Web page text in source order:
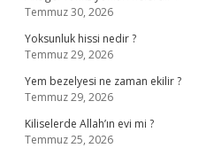
Temmuz 30, 2026
Yoksunluk hissi nedir ?
Temmuz 29, 2026
Yem bezelyesi ne zaman ekilir ?
Temmuz 29, 2026
Kiliselerde Allah’ın evi mi ?
Temmuz 25, 2026